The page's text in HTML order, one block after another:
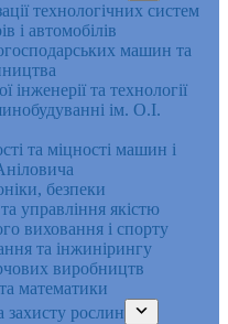
технологічних систем
і автомобілів
машин та
інженерії та технології
ім. О.І.
та міцності машин і
безпеки
управління якістю
виховання і спорту
та інжинірингу
виробництв
математики
захисту рослин